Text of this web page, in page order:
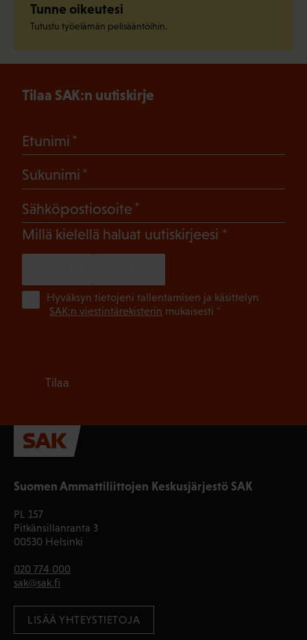
Tunne oikeutesi
Tutustu työelämän pelisääntöihin.
Suomen Ammattiliittojen Keskusjärjestö SAK
PL 157
Pitkänsillanranta 3
00530 Helsinki
020 774 000
sak@sak.fi
LISÄÄ YHTEYSTIETOJA
Tilaa SAK:n uutiskirje
Etunimi
Sukunimi
Sähköpostiosoite
Millä kielellä haluat uutiskirjeesi (Pakollinen)
Hyväksyn tietojeni tallentamisen ja käsittelyn
SAK:n viestintärekisterin mukaisesti *
Tilaa